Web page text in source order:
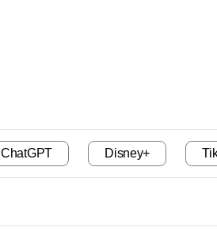
ChatGPT Disney+